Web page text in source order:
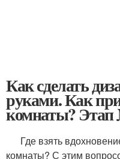
Как сделать
руками. Как
комнаты? Этап
Где взять
комнаты? С этим